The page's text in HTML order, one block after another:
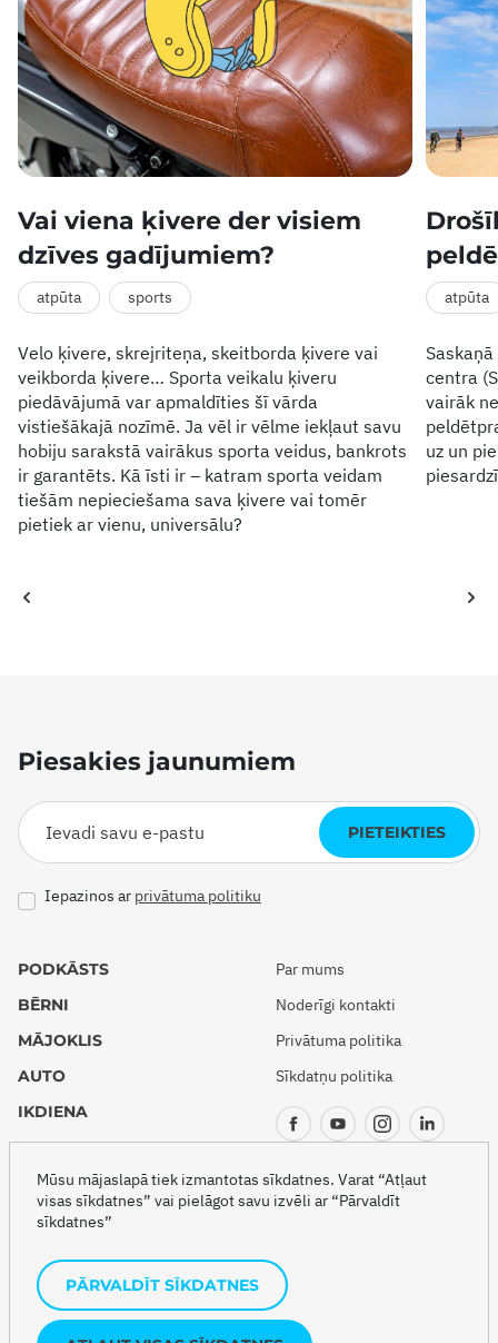
Vai viena ķivere der visiem
dzīves gadījumiem?
atpūta sports
Velo ķivere, skrejriteņa, skeitborda ķivere vai
veikborda ķivere… Sporta veikalu ķiveru
piedāvājumā var apmaldīties šī vārda
vistiešākajā nozīmē. Ja vēl ir vēlme iekļaut savu
hobiju sarakstā vairākus sporta veidus, bankrots
ir garantēts. Kā īsti ir – katram sporta veidam
tiešām nepieciešama sava ķivere vai tomēr
pietiek ar vienu, universālu?
atpūta
centra
vairāk
uz un
Piesakies jaunumiem
PIETEIKTIES
Iepazinos ar privātuma politiku
PODKĀSTS
BĒRNI
MĀJOKLIS
AUTO
IKDIENA
CEĻOJUMI
Par mums
Noderīgi kontakti
Privātuma politika
Sīkdatņu politika
Copyright © 2026 Drošības akadēmija
Mūsu mājaslapā tiek izmantotas sīkdatnes. Varat “Atļaut
visas sīkdatnes” vai pielāgot savu izvēli ar “Pārvaldīt
sīkdatnes”
PĀRVALDĪT SĪKDATNES